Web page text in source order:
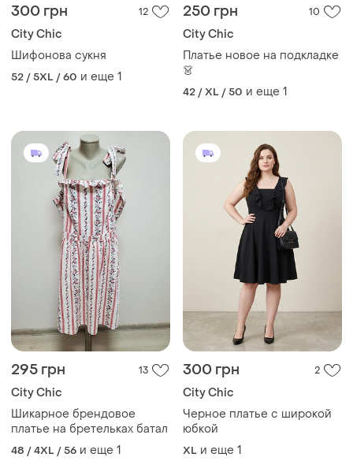
300 грн 12
City Chic
Шифонова сукня
52 / 5XL / 60 и еще 1
250 грн 10
City Chic
Платье новое на подкладке
👗
42 / XL / 50 и еще 1
295 грн 13
City Chic
Шикарное брендовое
платье на бретельках батал
48 / 4XL / 56 и еще 1
300 грн 2
City Chic
Черное платье с широкой
юбкой
XL и еще 1